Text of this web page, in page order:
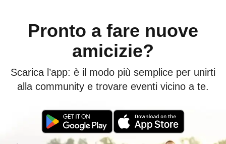
Pronto a fare nuove
amicizie?
Scarica l’app: è il modo più semplice per unirti
alla community e trovare eventi vicino a te.